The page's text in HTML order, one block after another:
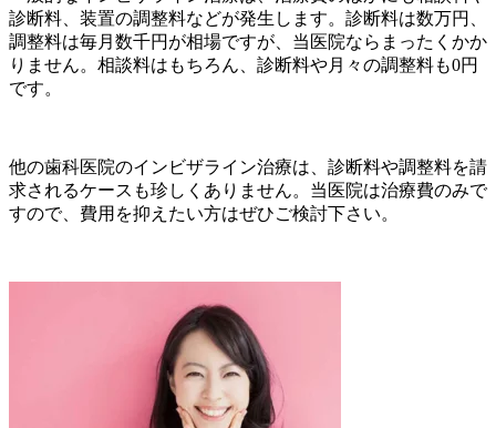
診断料、装置の調整料などが発生します。診断料は数万円、
調整料は毎月数千円が相場ですが、当医院ならまったくかか
りません。相談料はもちろん、診断料や月々の調整料も0円
です。
他の歯科医院のインビザライン治療は、診断料や調整料を請
求されるケースも珍しくありません。当医院は治療費のみで
すので、費用を抑えたい方はぜひご検討下さい。